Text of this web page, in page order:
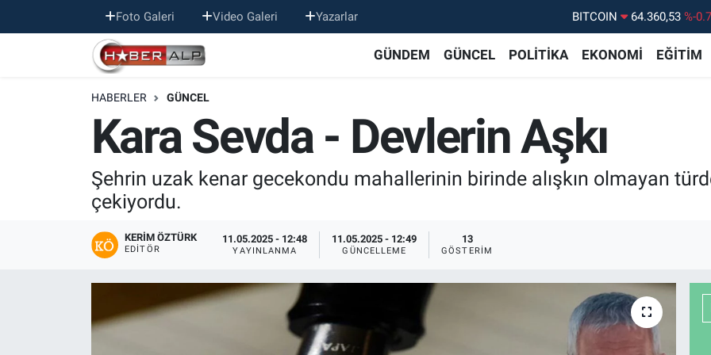
Foto Galeri Video Galeri Yazarlar DOLAR 47,7143
55,0317
%-0.02
BİST100
GÜNDEM GÜNCEL POLİTİKA EKONOMİ EĞİTİM
HABERLER GÜNCEL
Kara Sevda - Devlerin Aşkı
Şehrin uzak kenar gecekondu mahallerinin birinde alışkın olmayan
çekiyordu.
KERIM ÖZTÜRK
EDITÖR
11.05.2025 - 12:48
YAYINLANMA
11.05.2025 - 12:49
GÜNCELLEME
13
GÖSTERIM
Nöbetçi Eczaneler
Hava Durumu
Trafik Durumu
Süper Lig Puan Durumu ve Fikstür
Son Dakika Haberleri